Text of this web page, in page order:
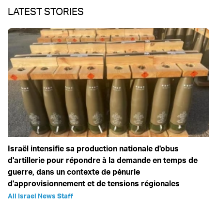
LATEST STORIES
Israël intensifie sa production nationale d'obus
d'artillerie pour répondre à la demande en temps de
guerre, dans un contexte de pénurie
d'approvisionnement et de tensions régionales
All Israel News Staff